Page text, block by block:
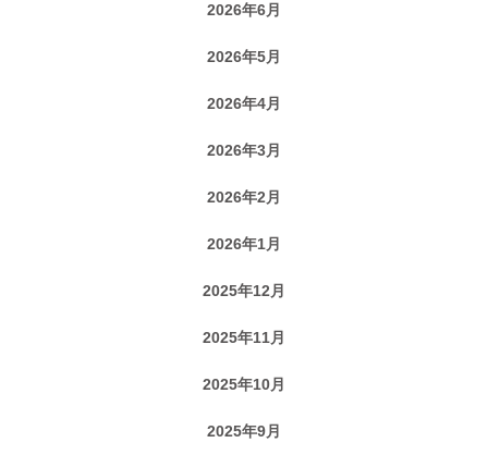
2026年6月
2026年5月
2026年4月
2026年3月
2026年2月
2026年1月
2025年12月
2025年11月
2025年10月
2025年9月